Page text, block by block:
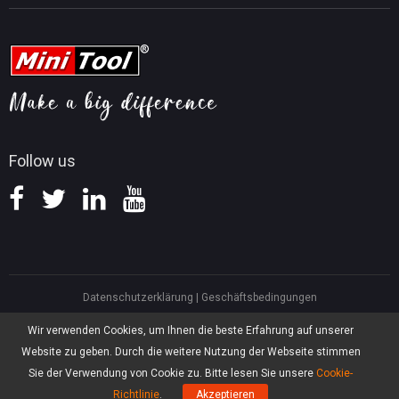
Wir verwenden Cookies, um Ihnen die beste Erfahrung auf unserer
Website zu geben. Durch die weitere Nutzung der Webseite stimmen
Sie der Verwendung von Cookie zu. Bitte lesen Sie unsere Cookie-
Richtlinie. Akzeptieren
Follow us
Tipps für Videokonvertierung
Tipps für Bildschirmaufnahmen
Wissensdatenbank
Hilfe
Datenschutzerklärung | Geschäftsbedingungen
Columbia, V6B 2Z4
Asia, Hong Kong, Suite 820,8/F., Ocean Centre, Harbour City, 5 Canton Road,
Tsim Sha Tsui, Kowloon
MiniTool Software Limited, Alle Rechte vorbehalten.